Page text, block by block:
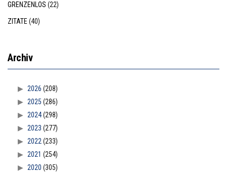
GRENZENLOS (22)
ZITATE(40)
Archiv
2026 (208)
2025 (286)
2024(298)
2023 (277)
2022(233)
2021 (254)
2020 (305)